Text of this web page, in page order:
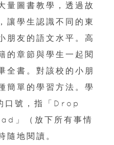
量圖書教學，透過故
讓學生認識不同的東
朋友的語文水平。高
的章節與學生一起閱
全書。對該校的小朋
簡單的學習方法。學
口號，指「Drop
」（放下所有事情
隨地閱讀。